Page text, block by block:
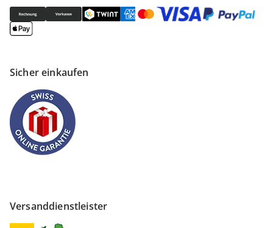
Sicher einkaufen
Versanddienstleister